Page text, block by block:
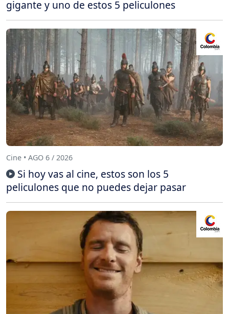
gigante y uno de estos 5 peliculones
Cine • AGO 6 / 2026
Si hoy vas al cine, estos son los 5
peliculones que no puedes dejar pasar